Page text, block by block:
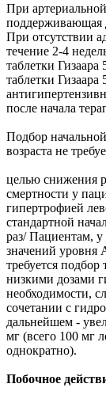
При
поддерживающая
При отсутствии
течение 2-4
таблетки
таблетки
после начала
Подбор
возраста не
целью снижения
смертности у
гипертрофией
стандартной
раз/ Пациентам, у
значений уровня
требуется
низкими дозами
необходимости,
сочетании с
дальнейшем -
мг (всего 100 мг
однократно).
Побочное